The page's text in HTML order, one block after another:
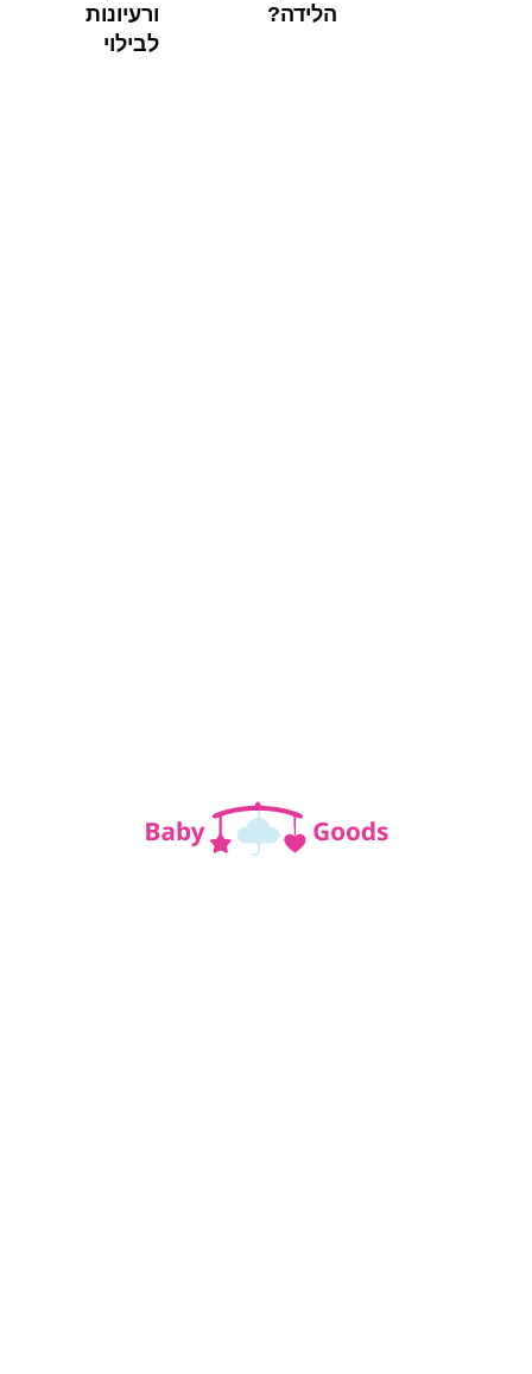
הלידה?
ורעיונות
לבילוי